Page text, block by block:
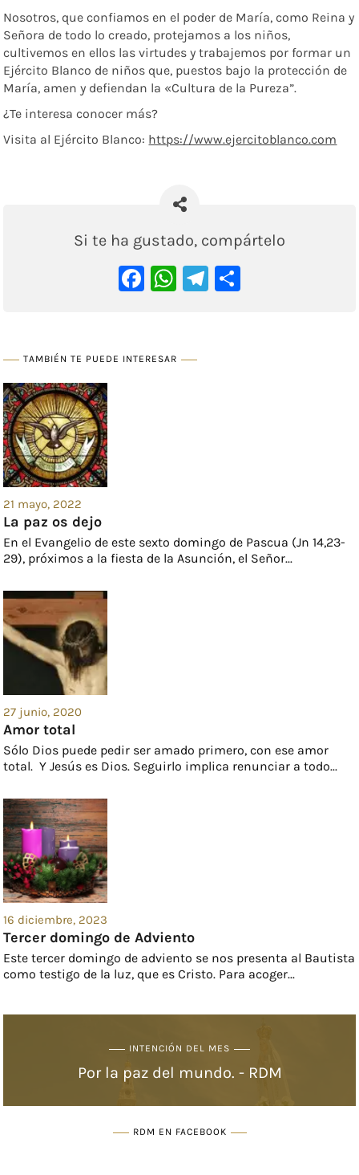
Nosotros, que confiamos en el poder de María, como Reina y
Señora de todo lo creado, protejamos a los niños,
cultivemos en ellos las virtudes y trabajemos por formar un
Ejército Blanco de niños que, puestos bajo la protección de
María, amen y defiendan la «Cultura de la Pureza”.
¿Te interesa conocer más?
Visita al Ejército Blanco: https://www.ejercitoblanco.com
Si te ha gustado, compártelo
Facebook
WhatsApp
Telegram
TAMBIÉN TE PUEDE INTERESAR
21 mayo, 2022
La paz os dejo
En el Evangelio de este sexto domingo de Pascua (Jn 14,23-
29), próximos a la fiesta de la Asunción, el Señor...
27 junio, 2020
Amor total
Sólo Dios puede pedir ser amado primero, con ese amor
total. Y Jesús es Dios. Seguirlo implica renunciar a todo...
16 diciembre, 2023
Tercer domingo de Adviento
Este tercer domingo de adviento se nos presenta al Bautista
como testigo de la luz, que es Cristo. Para acoger...
INTENCIÓN DEL MES
Por la paz del mundo. - RDM
RDM EN FACEBOOK